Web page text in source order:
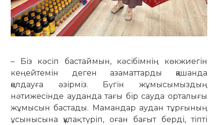
– Біз кәсіп бастаймын, кәсібімнің көкжиегін
кеңейтемін деген азамат­тарды қашанда
қолдауға әзірміз. Бүгін жұмысымыздың
нәтижесінде ауданда тағы бір сауда орталығы
жұмысын бастады. Мамандар аудан тұрғының
ұсынысына құлақ түріп, оған бағыт берді, тіпті